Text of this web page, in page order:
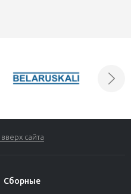
сайта
Сборные